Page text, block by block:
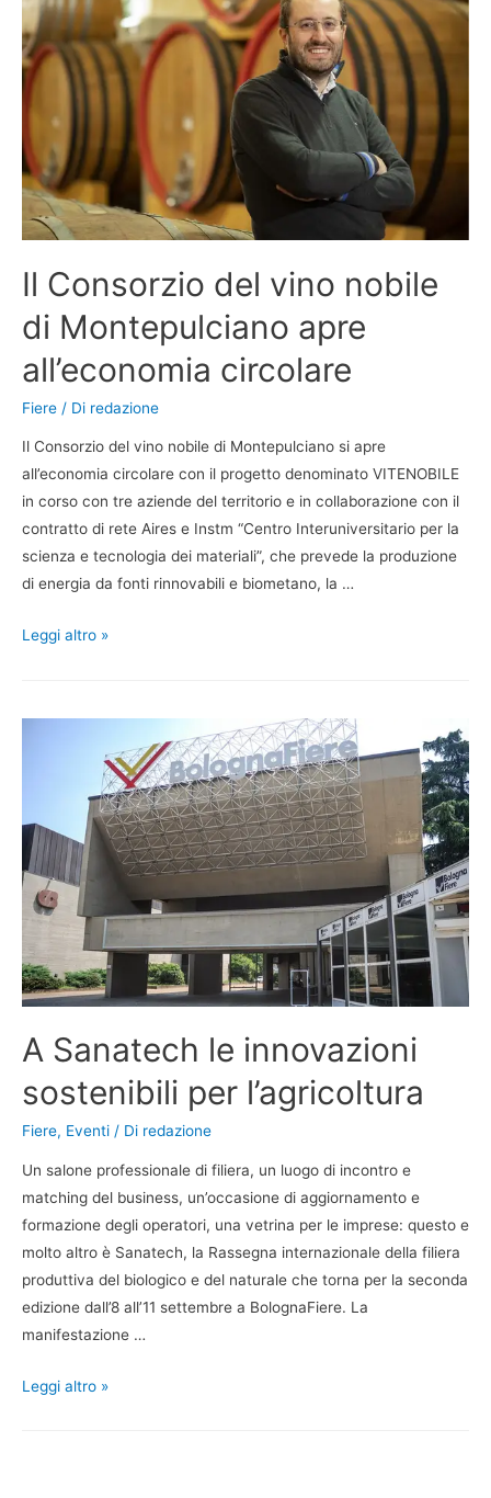
Il Consorzio del vino nobile
di Montepulciano apre
all’economia circolare
Fiere / Di redazione
Il Consorzio del vino nobile di Montepulciano si apre
all’economia circolare con il progetto denominato VITENOBILE
in corso con tre aziende del territorio e in collaborazione con il
contratto di rete Aires e Instm “Centro Interuniversitario per la
scienza e tecnologia dei materiali”, che prevede la produzione
di energia da fonti rinnovabili e biometano, la …
Leggi altro »
A Sanatech le innovazioni
sostenibili per l’agricoltura
Fiere, Eventi / Di redazione
Un salone professionale di filiera, un luogo di incontro e
matching del business, un’occasione di aggiornamento e
formazione degli operatori, una vetrina per le imprese: questo e
molto altro è Sanatech, la Rassegna internazionale della filiera
produttiva del biologico e del naturale che torna per la seconda
edizione dall’8 all’11 settembre a BolognaFiere. La
manifestazione …
Leggi altro »